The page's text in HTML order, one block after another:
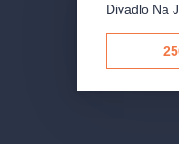
Divadlo Na